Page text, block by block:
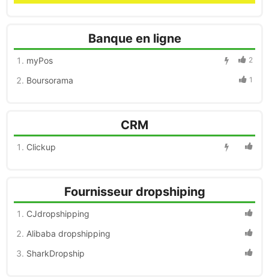
Banque en ligne
myPos 2
Boursorama 1
CRM
Clickup
Fournisseur dropshiping
CJdropshipping
Alibaba dropshipping
SharkDropship